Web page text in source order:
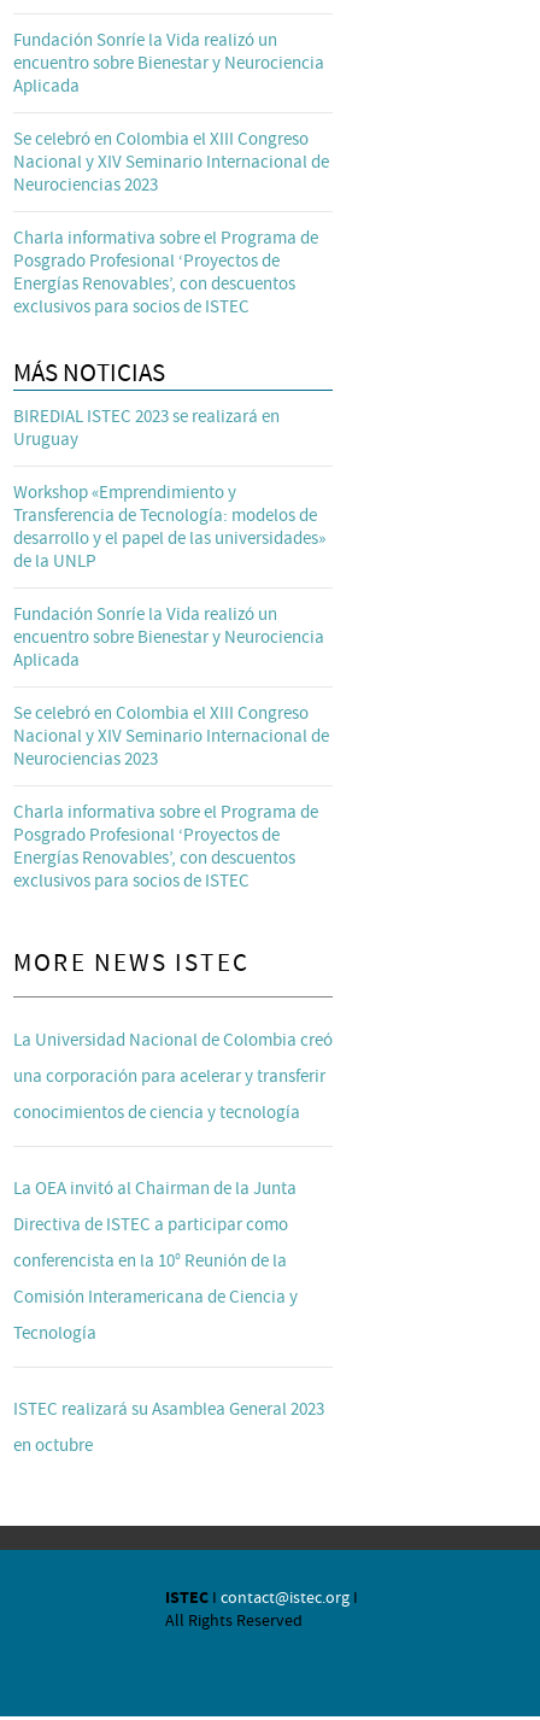
Fundación Sonríe la Vida realizó un
encuentro sobre Bienestar y Neurociencia
Aplicada
Se celebró en Colombia el XIII Congreso
Nacional y XIV Seminario Internacional de
Neurociencias 2023
Charla informativa sobre el Programa de
Posgrado Profesional ‘Proyectos de
Energías Renovables’, con descuentos
exclusivos para socios de ISTEC
MÁS NOTICIAS
BIREDIAL ISTEC 2023 se realizará en
Uruguay
Workshop «Emprendimiento y
Transferencia de Tecnología: modelos de
desarrollo y el papel de las universidades»
de la UNLP
Fundación Sonríe la Vida realizó un
encuentro sobre Bienestar y Neurociencia
Aplicada
Se celebró en Colombia el XIII Congreso
Nacional y XIV Seminario Internacional de
Neurociencias 2023
Charla informativa sobre el Programa de
Posgrado Profesional ‘Proyectos de
Energías Renovables’, con descuentos
exclusivos para socios de ISTEC
MORE NEWS ISTEC
La Universidad Nacional de Colombia creó
una corporación para acelerar y transferir
conocimientos de ciencia y tecnología
La OEA invitó al Chairman de la Junta
Directiva de ISTEC a participar como
conferencista en la 10° Reunión de la
Comisión Interamericana de Ciencia y
Tecnología
ISTEC realizará su Asamblea General 2023
en octubre
ISTECI contact@istec.orgI
All Rights Reserved